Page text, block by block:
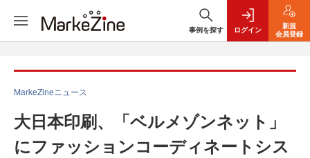
事例を探す ログイン
新規
会員登録
MarkeZineニュース
大日本印刷、「ベルメゾンネット」
にファッションコーディネートシス